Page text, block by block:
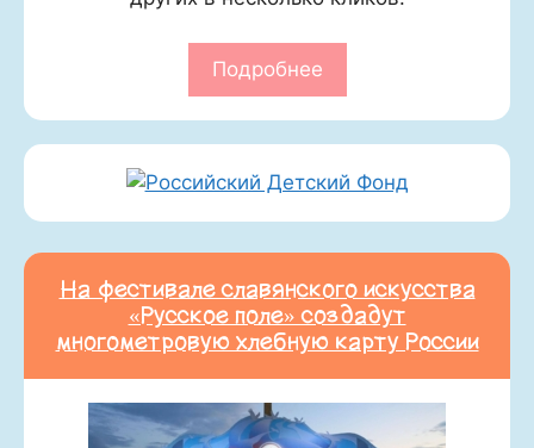
Подробнее
На фестивале славянского искусства
«Русское поле» создадут
многометровую хлебную карту России